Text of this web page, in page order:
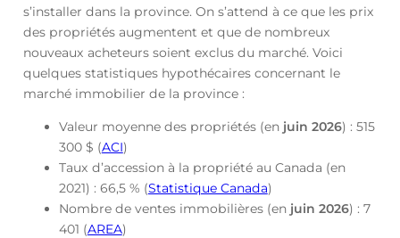
s’installer dans la province. On s’attend à ce que les prix
des propriétés augmentent et que de nombreux
nouveaux acheteurs soient exclus du marché. Voici
quelques statistiques hypothécaires concernant le
marché immobilier de la province :
Valeur moyenne des propriétés (en juin 2026) : 515
300 $ (ACI)
Taux d’accession à la propriété au Canada (en
2021) : 66,5 % (Statistique Canada)
Nombre de ventes immobilières (en juin 2026) : 7
401 (AREA)